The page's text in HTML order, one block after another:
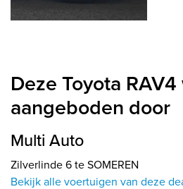
Deze Toyota
aangeboden door
Multi Auto
Zilverlinde 6 te SOMEREN
Bekijk alle voertuigen van deze